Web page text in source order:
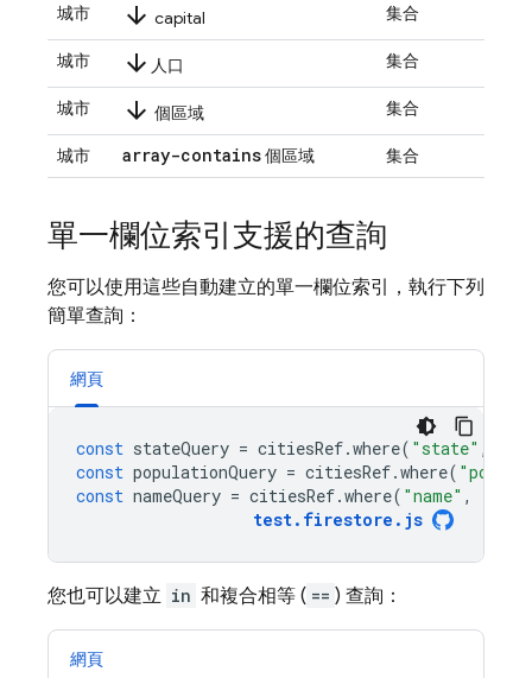
城市 arrow_downward capital 集合
城市 arrow_downward 人口 集合
城市 arrow_downward 個區域 集合
城市 array-contains個區域 集合
單一欄位索引支援的查詢
您可以使用這些自動建立的單一欄位索引，執行下列
簡單查詢：
網頁
const stateQuery = citiesRef.where( "state" ,
const populationQuery = citiesRef.where(
const nameQuery = citiesRef.where( "name" ,
test. firestore . js
您也可以建立 in 和複合相等 ( == ) 查詢：
網頁